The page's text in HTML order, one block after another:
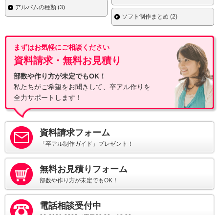
アルバムの種類 (3)
ソフト制作まとめ (2)
まずはお気軽にご相談ください
資料請求・無料お見積り
部数や作り方が未定でもOK！
私たちがご希望をお聞きして、卒アル作りを
全力サポートします！
資料請求フォーム
「卒アル制作ガイド」プレゼント！
無料お見積りフォーム
部数や作り方が未定でもOK！
電話相談受付中